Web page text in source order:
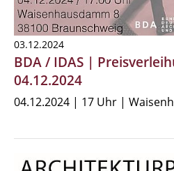
03.12.2024
BDA / IDAS |
04.12.2024
04.12.2024 | 17 Uhr |